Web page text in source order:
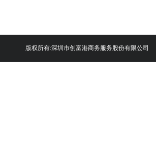
版权所有:深圳市创富港商务服务股份有限公